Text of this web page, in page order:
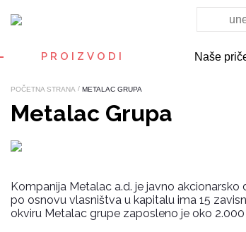
PROIZVODI Naše
POČETNA STRANA / METALAC GRUPA
Metalac Grupa
Kompanija Metalac a.d. je javno
po osnovu vlasništva u kapitalu ima 15
okviru Metalac grupe zaposleno je oko 2.000